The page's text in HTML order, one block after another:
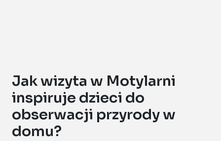
Jak wizyta w Motylarni
inspiruje dzieci do
obserwacji przyrody w
domu?